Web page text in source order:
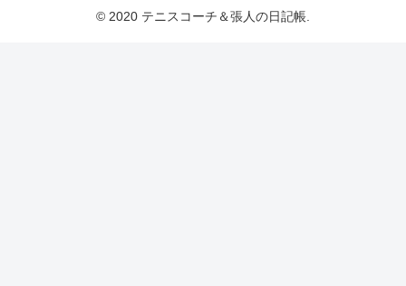
© 2020 テニスコーチ＆張人の日記帳.